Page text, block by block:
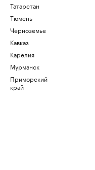
Татарстан
Тюмень
Черноземье
Кавказ
Карелия
Мурманск
Приморский
край